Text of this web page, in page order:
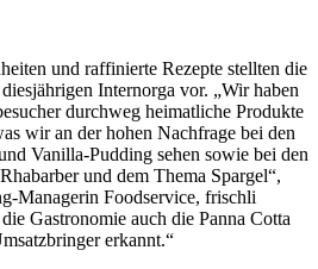
und raffinierte Rezepte stellten die
Internorga vor. „Wir haben
durchweg heimatliche Produkte
wir an der hohen Nachfrage bei den
Vanilla-Pudding sehen sowie bei den
und dem Thema Spargel“,
Managerin Foodservice, frischli
Gastronomie auch die Panna Cotta
erkannt.“